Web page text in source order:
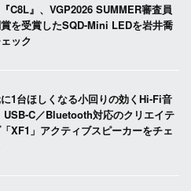
C8L』、VGP2026 SUMMER審査員
を受賞したSQD-Mini LEDを岩井喬
ック
1台ほしくなる小回りの効くHi-Fi音
USB-C／Bluetooth対応のクリエイテ
XF1」アクティブスピーカーをチェ